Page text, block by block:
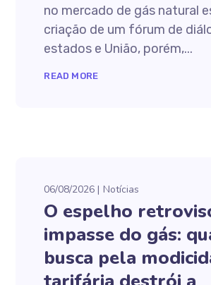
no mercado de gás natural
criação de um fórum de
estados e União, porém,...
READ MORE
06/08/2026 Notícias
O espelho
impasse do gás:
busca pela